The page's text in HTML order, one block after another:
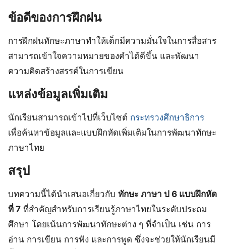
ข้อดีของการฝึกฝน
การฝึกฝนทักษะภาษาทำให้เด็กมีความมั่นใจในการสื่อสาร
สามารถเข้าใจความหมายของคำได้ดีขึ้น และพัฒนา
ความคิดสร้างสรรค์ในการเขียน
แหล่งข้อมูลเพิ่มเติม
นักเรียนสามารถเข้าไปที่เว็บไซต์ กระทรวงศึกษาธิการ
เพื่อค้นหาข้อมูลและแบบฝึกหัดเพิ่มเติมในการพัฒนาทักษะ
ภาษาไทย
สรุป
บทความนี้ได้นำเสนอเกี่ยวกับ ทักษะ ภาษา ป 6 แบบฝึกหัด
ที่ 7 ที่สำคัญสำหรับการเรียนรู้ภาษาไทยในระดับประถม
ศึกษา โดยเน้นการพัฒนาทักษะต่าง ๆ ที่จำเป็น เช่น การ
อ่าน การเขียน การฟัง และการพูด ซึ่งจะช่วยให้นักเรียนมี